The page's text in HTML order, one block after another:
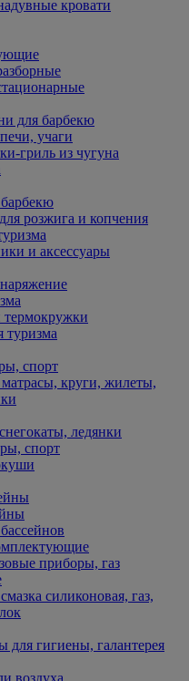
кровати
для барбекю
учаги
гриль из чугуна
розжига и копчения
и аксессуары
туризма
спорт
круги, жилеты,
ледянки
спорт
приборы, газ
силиконовая, газ,
для гигиены, галантерея
воздуха